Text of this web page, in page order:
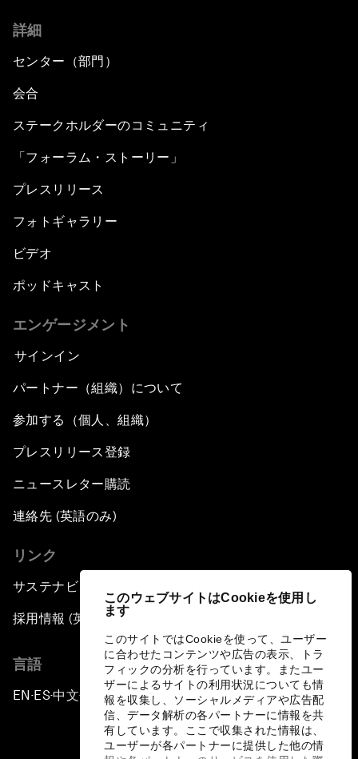
このウェブサイトはCookieを使用し
ます
このサイトではCookieを使って、ユーザー
に合わせたコンテンツや広告の表示、トラ
フィックの分析を行っています。またユー
ザーによるサイトの利用状況についても情
報を収集し、ソーシャルメディアや広告配
信、データ解析の各パートナーに情報を共
有しています。ここで収集された情報は、
ユーザーが各パートナーに提供した他の情
詳細
センター（部門）
会合
ステークホルダーのコミュニティ
「フォーラム・ストーリー」
プレスリリース
フォトギャラリー
ビデオ
ポッドキャスト
エンゲージメント
サインイン
パートナー（組織）について
参加する（個人、組織）
プレスリリース登録
ニュースレター購読
連絡先 (英語のみ)
リンク
サステナビリティへの取り組み
採用情報 (英語のみ)
言語
EN ▪ ES▪中文▪ 日本語